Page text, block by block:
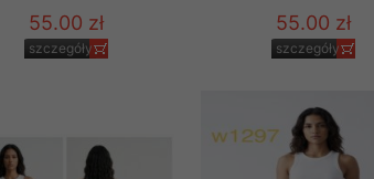
55.00 zł
szczegóły
55.00 zł
szczegóły